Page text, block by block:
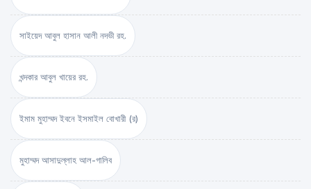
সাইয়েদ আবুল হাসান আলী নদভী রহ.
খন্দকার আবুল খায়ের রহ.
ইমাম মুহাম্মদ ইবনে ইসমাইল বোখারী (র)
মুহাম্মদ আসাদুল্লাহ আল-গালিব